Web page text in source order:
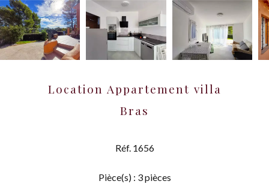
Location Appartement villa
Bras
Réf. 1656
Pièce(s) : 3 pièces